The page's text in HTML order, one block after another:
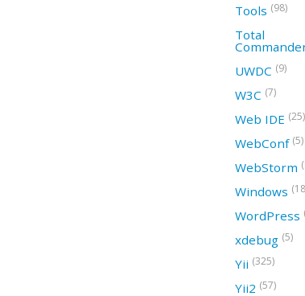
Tools (98)
Total
UWDC (9)
W3C (7)
Web IDE (25)
WebConf (5)
WebStorm
Windows
WordPress
xdebug (5)
Yii (325)
Yii2 (57)